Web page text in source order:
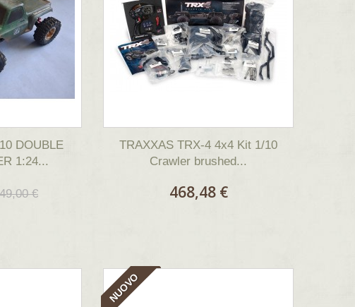
DOUBLE
1:24...
€
TRAXXAS TRX-4 4x4 Kit 1/10
Crawler brushed...
468,48 €
NUOVO